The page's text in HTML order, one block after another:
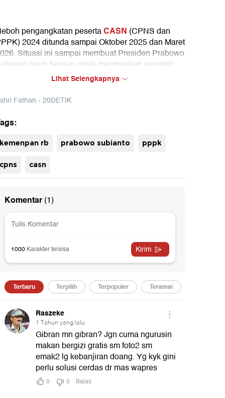
pengangkatan pesertaCASN (CPNS dan
2024 ditunda sampai Oktober 2025 dan Maret
Situasi ini sampai membuat Presiden Prabowo
turun tangan untuk memberikan perintah
Lihat Selengkapnya
Fathan - 20DETIK
kemenpan rb prabowo subianto pppk
cpns casn